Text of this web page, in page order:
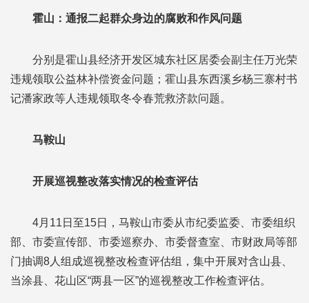
霍山：通报二起群众身边的腐败和作风问题
分别是霍山县经济开发区城东社区居委会副主任万光荣
违规领取公益林补偿资金问题；霍山县东西溪乡杨三寨村书
记潘家政等人违规领取冬令春荒救济款问题。
马鞍山
开展巡视整改落实情况的检查评估
4月11日至15日，马鞍山市委从市纪委监委、市委组织
部、市委宣传部、市委巡察办、市委督查室、市财政局等部
门抽调8人组成巡视整改检查评估组，集中开展对含山县、
当涂县、花山区“两县一区”的巡视整改工作检查评估。